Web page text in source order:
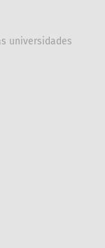
universidades